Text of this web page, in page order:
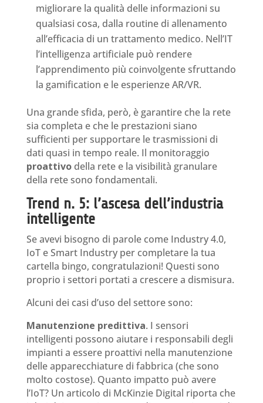
migliorare la qualità delle informazioni su
qualsiasi cosa, dalla routine di allenamento
all’efficacia di un trattamento medico. Nell’IT
l’intelligenza artificiale può rendere
l’apprendimento più coinvolgente sfruttando
la gamification e le esperienze AR/VR.
Una grande sfida, però, è garantire che la rete
sia completa e che le prestazioni siano
sufficienti per supportare le trasmissioni di
dati quasi in tempo reale. Il monitoraggio
proattivodella rete e la visibilità granulare
della rete sono fondamentali.
Trend n. 5: l’ascesa dell’industria
intelligente
Se avevi bisogno di parole come Industry 4.0,
IoT e Smart Industry per completare la tua
cartella bingo, congratulazioni! Questi sono
proprio i settori portati a crescere a dismisura.
Alcuni dei casi d’uso del settore sono:
Manutenzione predittiva. I sensori
intelligenti possono aiutare i responsabili degli
impianti a essere proattivi nella manutenzione
delle apparecchiature di fabbrica (che sono
molto costose). Quanto impatto può avere
l’IoT? Un articolo di McKinzie Digital riporta che